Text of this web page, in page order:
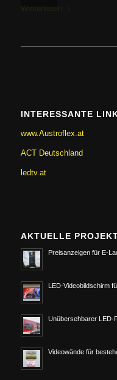
Weiterlesen
Weiterlesen
INTERESSANTE
www.Austroflex.at
ACT Deutschland
ledtv.at
AKTUELLE
Preisanzeigen für E-
LED-Videobildschirm
Unübersehbarer LED-
Videowände für